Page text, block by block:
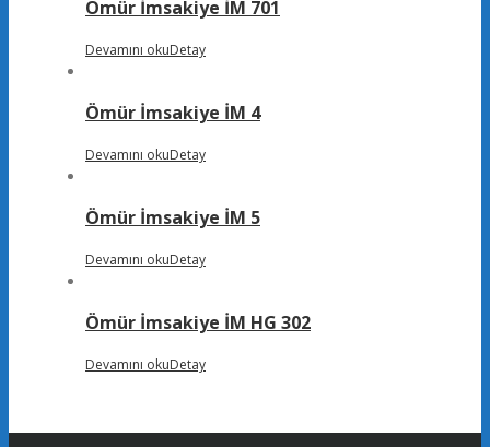
Ömür İmsakiye İM 701
Devamını okuDetay
Ömür İmsakiye İM 4
Devamını okuDetay
Ömür İmsakiye İM 5
Devamını okuDetay
Ömür İmsakiye İM HG 302
Devamını okuDetay